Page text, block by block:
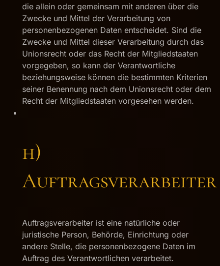
die allein oder gemeinsam mit anderen über die
Zwecke und Mittel der Verarbeitung von
personenbezogenen Daten entscheidet. Sind die
Zwecke und Mittel dieser Verarbeitung durch das
Unionsrecht oder das Recht der Mitgliedstaaten
vorgegeben, so kann der Verantwortliche
beziehungsweise können die bestimmten Kriterien
seiner Benennung nach dem Unionsrecht oder dem
Recht der Mitgliedstaaten vorgesehen werden.
h)
Auftragsverarbeiter
Auftragsverarbeiter ist eine natürliche oder
juristische Person, Behörde, Einrichtung oder
andere Stelle, die personenbezogene Daten im
Auftrag des Verantwortlichen verarbeitet.